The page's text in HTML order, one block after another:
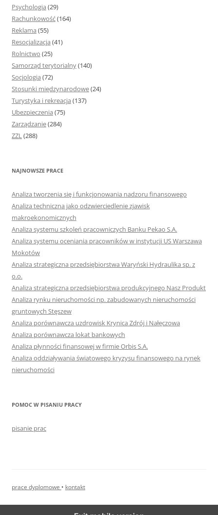
Psychologia (29)
Rachunkowość(164)
Reklama (55)
Resocjalizacja (41)
Rolnictwo (25)
Samorząd terytorialny(140)
Socjologia (72)
Stosunki międzynarodowe(24)
Turystyka i rekreacja (137)
Ubezpieczenia (75)
Zarządzanie(284)
ZZL(288)
NAJNOWSZE PRACE
Analiza tworzenia się i funkcjonowania nadzoru finansowego
Analiza techniczna jako odzwierciedlenie zjawisk
makroekonomicznych
Analiza systemu szkoleń pracowniczych Banku Pekao S.A.
Analiza systemu oceniania pracowników w instytucji US Warszawa
Mokotów
Analiza strategiczna przedsiębiorstwa Waryński Hydraulika sp. z
o.o.
Analiza strategiczna przedsiębiorstwa produkcyjnego Nasz Produkt
Analiza rynku nieruchomości np. zabudowanych nieruchomości
gruntowych Stęszew
Analiza porównawcza uzdrowisk Krynica Zdrój i Nałęczowa
Analiza porównawcza lokat bankowych
Analiza płynności finansowej w firmie Orbis S.A.
Analiza oddziaływania światowego kryzysu finansowego na rynek
nieruchomości
POMOC W PISANIU PRACY
pisanie prac
prace dyplomowe • kontakt